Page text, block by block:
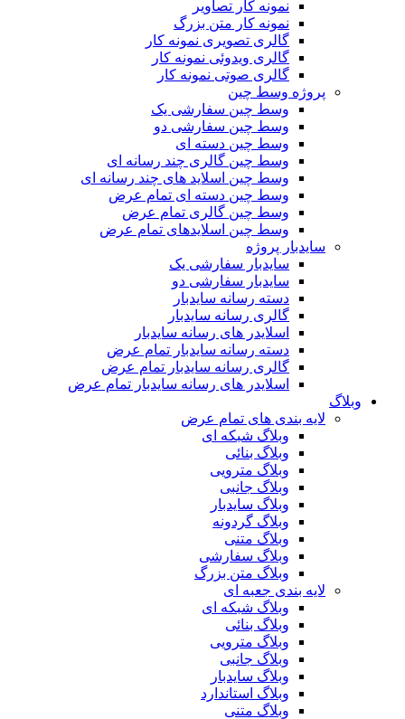
نمونه کار تصاویر
نمونه کار متن بزرگ
گالری تصویری نمونه کار
گالری ویدوئی نمونه کار
گالری صوتی نمونه کار
پروژه وسط چین
وسط چین سفارشی یک
وسط چین سفارشی دو
وسط چین دسته ای
وسط چین گالری چند رسانه ای
وسط چین اسلاید های چند رسانه ای
وسط چین دسته ای تمام عرض
وسط چین گالری تمام عرض
وسط چین اسلایدهای تمام عرض
سایدبار پروژه
سایدبار سفارشی یک
سایدبار سفارشی دو
دسته رسانه سایدبار
گالری رسانه سایدبار
اسلایدر های رسانه سایدبار
دسته رسانه سایدبار تمام عرض
گالری رسانه سایدبار تمام عرض
اسلایدر های رسانه سایدبار تمام عرض
وبلاگ
لایه بندی های تمام عرض
وبلاگ شبکه ای
وبلاگ بنائی
وبلاگ مترویی
وبلاگ جانبی
وبلاگ سایدبار
وبلاگ گردونه
وبلاگ متنی
وبلاگ سفارشی
وبلاگ متن بزرگ
لایه بندی جعبه ای
وبلاگ شبکه ای
وبلاگ بنائی
وبلاگ مترویی
وبلاگ جانبی
وبلاگ سایدبار
وبلاگ استاندارد
وبلاگ متنی